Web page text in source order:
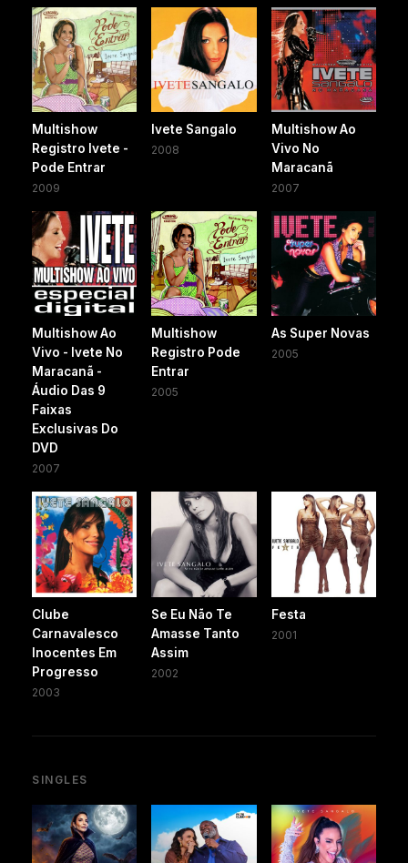
Multishow
Registro Ivete -
Pode Entrar
2009
Ivete Sangalo
2008
Multishow Ao
Vivo No
Maracanã
2007
Multishow Ao
Vivo - Ivete No
Maracanã -
Áudio Das 9
Faixas
Exclusivas Do
DVD
2007
Multishow
Registro Pode
Entrar
2005
As Super Novas
2005
Clube
Carnavalesco
Inocentes Em
Progresso
2003
Se Eu Não Te
Amasse Tanto
Assim
2002
Festa
2001
SINGLES